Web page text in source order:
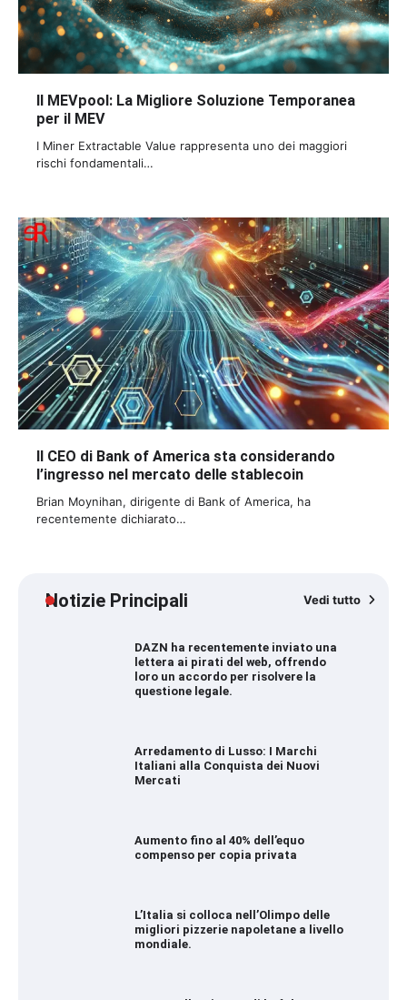
Il MEVpool: La Migliore Soluzione Temporanea
per il MEV
I Miner Extractable Value rappresenta uno dei maggiori
rischi fondamentali…
Il CEO di Bank of America sta considerando
l’ingresso nel mercato delle stablecoin
Brian Moynihan, dirigente di Bank of America, ha
recentemente dichiarato…
Notizie Principali Vedi tutto
DAZN ha recentemente inviato una
lettera ai pirati del web, offrendo
loro un accordo per risolvere la
questione legale.
Arredamento di Lusso: I Marchi
Italiani alla Conquista dei Nuovi
Mercati
Aumento fino al 40% dell’equo
compenso per copia privata
L’Italia si colloca nell’Olimpo delle
migliori pizzerie napoletane a livello
mondiale.